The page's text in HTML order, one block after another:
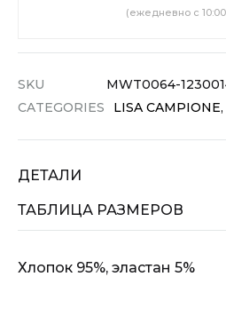
(ежедневно с 10:00
SKU
MWT0064-
CATEGORIES
LISA CAMPIONE,
ДЕТАЛИ
ТАБЛИЦА РАЗМЕРОВ
Хлопок 95%, эластан 5%